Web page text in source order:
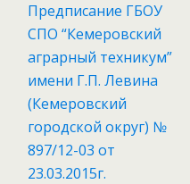
Предписание ГБОУ
СПО “Кемеровский
аграрный техникум”
имени Г.П. Левина
(Кемеровский
городской округ) №
897/12-03 от
23.03.2015г.